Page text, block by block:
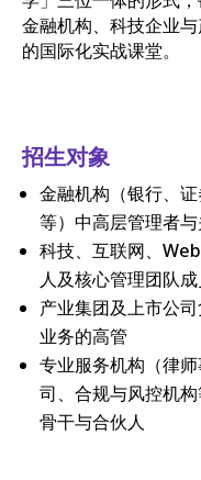
金融机构、科技企业
的国际化实战课堂。
招生对象
金融机构（银行、
等）中高层管理者
科技、互联网、
人及核心管理团队
产业集团及上市公
业务的高管
专业服务机构（律
司、合规与风控机
骨干与合伙人